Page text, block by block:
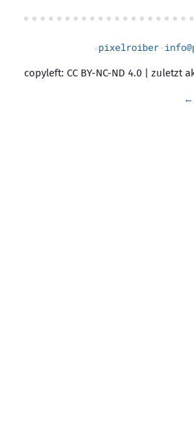
pixelroiber·
copyleft: CC BY-NC-ND 4.0 | zuletzt
←